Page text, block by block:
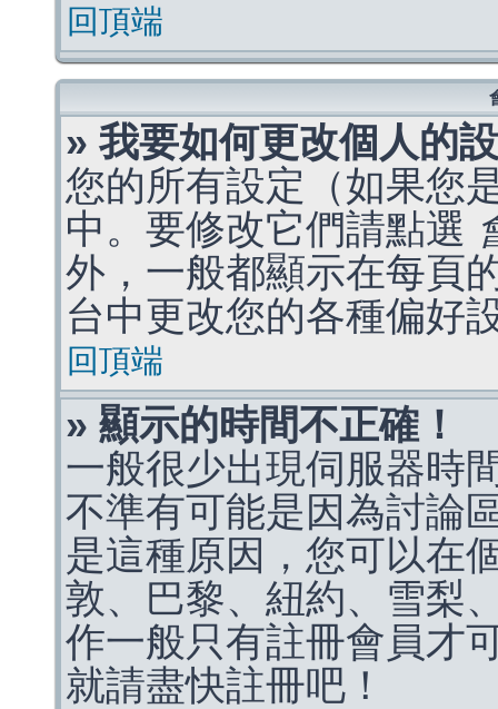
回頂端
» 我要如何更改個人的
您的所有設定（如果您
中。要修改它們請點選
外，一般都顯示在每頁
台中更改您的各種偏好
回頂端
» 顯示的時間不正確！
一般很少出現伺服器時
不準有可能是因為討論
是這種原因，您可以在
敦、巴黎、紐約、雪梨
作一般只有註冊會員才
就請盡快註冊吧！